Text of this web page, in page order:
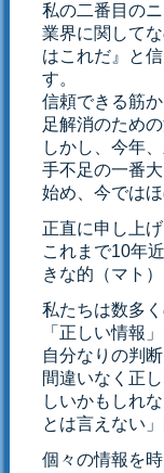
私の二番目の
業界に関して
はこれだ』と
す。
信頼できる筋
足解消のため
しかし、今年
手不足の一番
始め、今では
正直に申し上
これまで10年
きな的（マト
私たちは数多
「正しい情報
自分なりの判
間違いなく正
しいかもしれ
とは言えない
個々の情報を